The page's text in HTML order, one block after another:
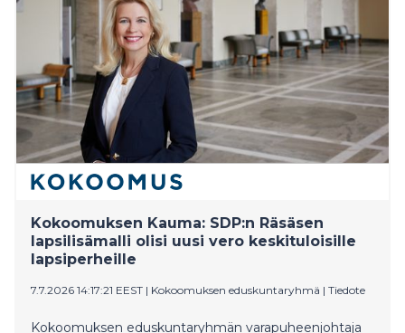
Kokoomuksen Kauma: SDP:n Räsäsen
lapsilisämalli olisi uusi vero keskituloisille
lapsiperheille
7.7.2026 14:17:21 EEST | Kokoomuksen eduskuntaryhmä | Tiedote
Kokoomuksen eduskuntaryhmän varapuheenjohtaja